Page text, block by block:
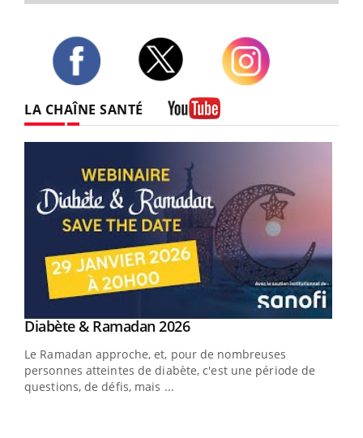
LA CHAÎNE SANTÉ
Youtube
Diabète & Ramadan 2026Youtube
Le Ramadan approche, et, pour de nombreuses
personnes atteintes de diabète, c'est une période de
questions, de défis, mais ...